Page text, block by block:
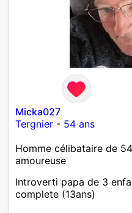
Micka027
Tergnier - 54 ans
Homme célibataire de
amoureuse
Introverti papa de 3
complete (13ans)